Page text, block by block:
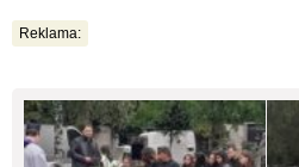
Reklama: